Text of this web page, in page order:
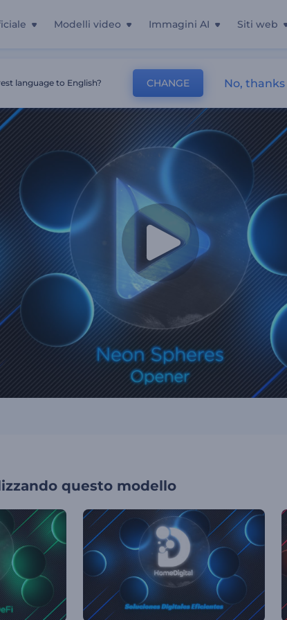
Modelli video Immagini AI Siti web
questo modello
language to English? CHANGE No, thanks